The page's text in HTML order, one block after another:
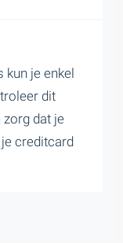
je enkel
dit
dat je
creditcard